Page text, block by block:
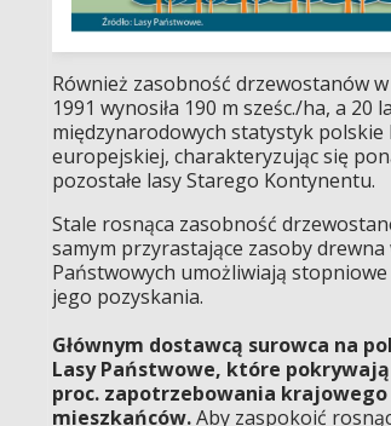
Również zasobność drzewostanów
1991 wynosiła 190 m sześc./ha, a 20
międzynarodowych statystyk polskie
europejskiej, charakteryzując się
pozostałe lasy Starego Kontynentu.
Stale rosnąca zasobność
samym przyrastające zasoby drewna
Państwowych umożliwiają
jego pozyskania.
Głównym dostawcą surowca na
Lasy Państwowe, które pokrywają
proc. zapotrzebowania krajowego
mieszkańców.Aby zaspokoić